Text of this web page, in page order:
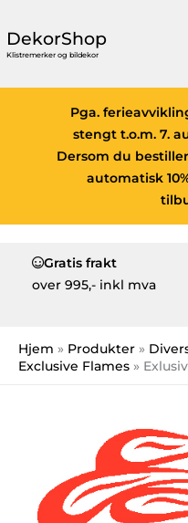
DekorShop
Klistremerker og bildekor
Pga.
stengt t.o.m. 7.
Dersom du
automatisk
Gratis frakt
over 995,- inkl mva
Hjem Produkter
Exclusive Flames